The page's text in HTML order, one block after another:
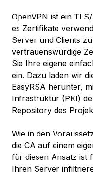
OpenVPN ist ein
es Zertifikate
Server und Clients
vertrauenswürdige
Sie Ihre eigene
ein. Dazu laden wir
EasyRSA herunter,
Infrastruktur (PKI)
Repository des
Wie in den
die CA auf einem
für diesen Ansatz ist
Ihren Server